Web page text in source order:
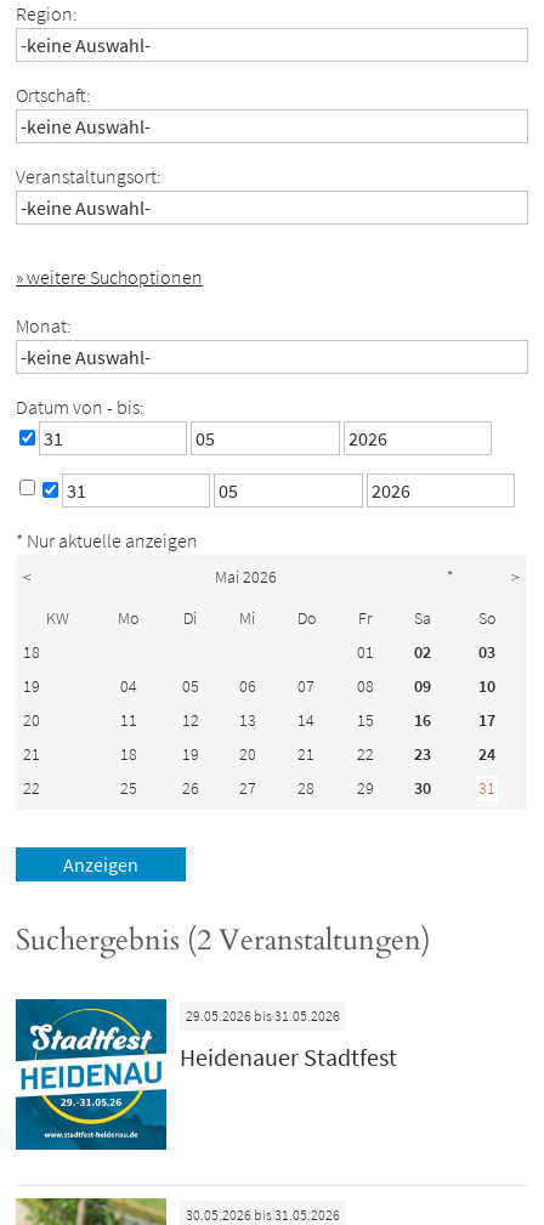
Region:
Ortschaft:
Veranstaltungsort:
» weitere Suchoptionen
Monat:
Datum von - bis:
* Nur aktuelle anzeigen
< Mai 2026 *
>
KW
Mo Di Mi Do Fr Sa
So
18
01 02
03
19
04 05 06 07 08 09
10
20
11 12 13 14 15 16
17
21
18 19 20 21 22 23
24
22
25 26 27 28 29 30 31
Suchergebnis (2 Veranstaltungen)
29.05.2026 bis 31.05.2026
Heidenauer Stadtfest
30.05.2026 bis 31.05.2026